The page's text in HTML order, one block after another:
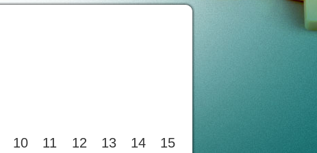
10 11 12 13 14
15